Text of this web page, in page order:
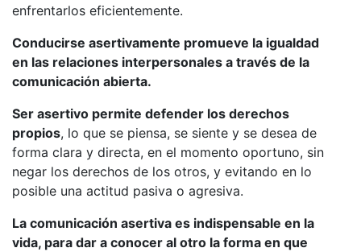
enfrentarlos eficientemente.
Conducirse asertivamente promueve la igualdad
en las relaciones interpersonales a través de la
comunicación abierta.
Ser asertivo permite defender los derechos
propios, lo que se piensa, se siente y se desea de
forma clara y directa, en el momento oportuno, sin
negar los derechos de los otros, y evitando en lo
posible una actitud pasiva o agresiva.
La comunicación asertiva es indispensable en la
vida, para dar a conocer al otro la forma en que